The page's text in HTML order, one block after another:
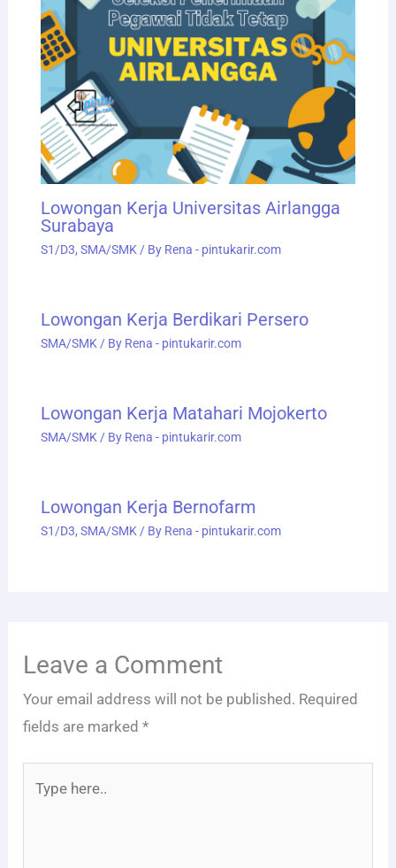
Lowongan Kerja Universitas Airlangga
Surabaya
S1/D3, SMA/SMK / By Rena - pintukarir.com
Lowongan Kerja Berdikari Persero
SMA/SMK / By Rena - pintukarir.com
Lowongan Kerja Matahari Mojokerto
SMA/SMK / By Rena - pintukarir.com
Lowongan Kerja Bernofarm
S1/D3, SMA/SMK / By Rena - pintukarir.com
Leave a Comment
Your email address will not be published. Required
fields are marked*